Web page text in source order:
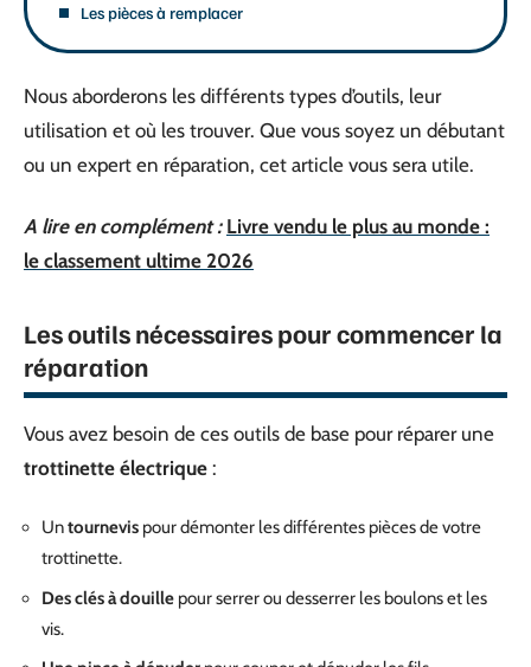
Les pièces à remplacer
Nous aborderons les différents types d’outils, leur
utilisation et où les trouver. Que vous soyez un débutant
ou un expert en réparation, cet article vous sera utile.
A lire en complément : Livre vendu le plus au monde :
le classement ultime 2026
Les outils nécessaires pour commencer la
réparation
Vous avez besoin de ces outils de base pour réparer une
trottinette électrique :
Untournevis pour démonter les différentes pièces de votre
trottinette.
Des clés à douille pour serrer ou desserrer les boulons et les
vis.